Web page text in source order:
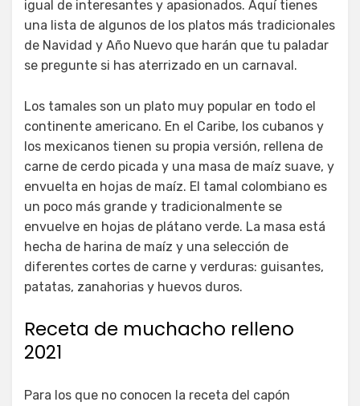
igual de interesantes y apasionados. Aquí tienes
una lista de algunos de los platos más tradicionales
de Navidad y Año Nuevo que harán que tu paladar
se pregunte si has aterrizado en un carnaval.
Los tamales son un plato muy popular en todo el
continente americano. En el Caribe, los cubanos y
los mexicanos tienen su propia versión, rellena de
carne de cerdo picada y una masa de maíz suave, y
envuelta en hojas de maíz. El tamal colombiano es
un poco más grande y tradicionalmente se
envuelve en hojas de plátano verde. La masa está
hecha de harina de maíz y una selección de
diferentes cortes de carne y verduras: guisantes,
patatas, zanahorias y huevos duros.
Receta de muchacho relleno
2021
Para los que no conocen la receta del capón